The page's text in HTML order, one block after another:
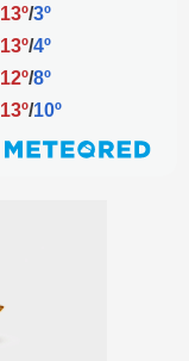
13º/3º
13º/4º
12º/8º
13º/10º